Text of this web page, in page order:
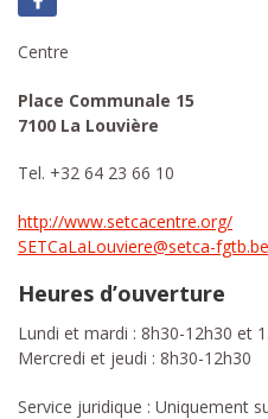
Centre
Place Communale 15
7100 La Louvière
Tel. +32 64 23 66 10
http://www.setcacentre.org/
SETCaLaLouviere@setca-fgtb.be
Heures d’ouverture
Lundi et mardi : 8h30-12h30 et
Mercredi et jeudi : 8h30-12h30
Service juridique : Uniquement